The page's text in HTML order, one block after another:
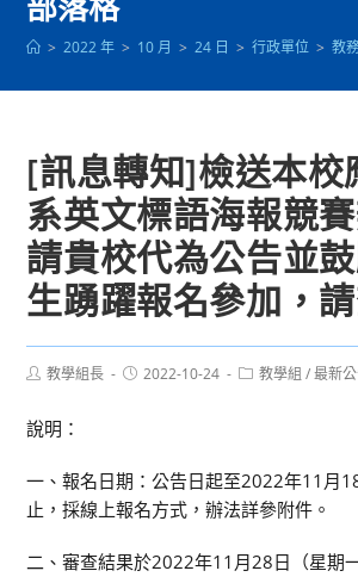
> 2022 年 > 10 月 > 24 日 > 行政單位 > 教
[訊息轉知]檢送本校
系英文標語海報競
請貴校代為公告並
生踴躍報名參加，
Post教學組長
Post2022-10-24
Post教學組 / 最新
說明：
一、報名日期：公告日起至2022年11月
止，採線上報名方式，辦法詳參附件。
二、審查結果於2022年11月28日（星期